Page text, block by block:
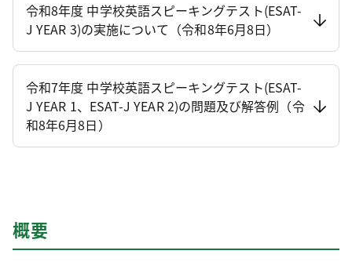
令和8年度 中学校英語スピーキングテスト(ESAT-
J YEAR 3)の実施について（令和8年6月8日）
令和7年度 中学校英語スピーキングテスト(ESAT-
J YEAR 1、ESAT-J YEAR 2)の問題及び解答例（令
和8年6月8日）
概要